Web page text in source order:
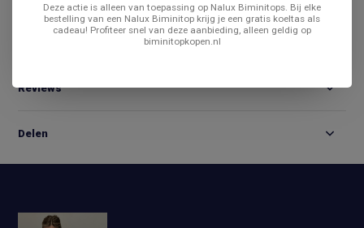
Reviews
Delen
Deze actie is alleen van toepassing op Nalux Biminitops. Bij elke
bestelling van een Nalux Biminitop krijg je een gratis koeltas als
cadeau! Profiteer snel van deze aanbieding, alleen geldig op
biminitopkopen.nl